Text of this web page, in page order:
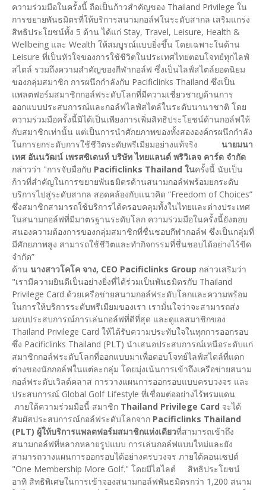
ความร่วมมือในครั้งนี้ ถือเป็นก้าวสำคัญของ Thailand Privilege ใน
การขยายพันธมิตรที่ให้บริการสนามกอล์ฟในระดับสากล เสริมแกร่ง
สิทธิประโยชน์ทั้ง 5 ด้าน ได้แก่ Stay, Travel, Leisure, Health &
Wellbeing และ Wealth ให้สมบูรณ์แบบยิ่งขึ้น โดยเฉพาะในด้าน
Leisure ที่เป็นหัวใจของการใช้ชีวิตในประเทศไทยตอบโจทย์ทุกไลฟ์
สไตล์ รวมถึงความสำคัญของกีฬากอล์ฟ ซึ่งเป็นไลฟ์สไตล์ยอดนิยม
ของกลุ่มสมาชิก การผนึกกำลังกับ Pacificlinks Thailand ซึ่งเป็น
แพลตฟอร์มสมาชิกกอล์ฟระดับโลกที่มีความเชี่ยวชาญด้านการ
ออกแบบประสบการณ์และกอล์ฟไลฟ์สไตล์ในระดับนานาชาติ โดย
ความร่วมมือครั้งนี้มิได้เป็นเพียงการเพิ่มสิทธิประโยชน์ด้านกอล์ฟให้
กับสมาชิกเท่านั้น แต่เป็นการนำศักยภาพของทั้งสององค์กรผนึกกำลัง
ในการยกระดับการใช้ชีวิตระดับพรีเมียมอย่างแท้จริง นายมนา
เทศ อันนวัฒน์ เพรสซิเดนท์ บริษัท ไทยแลนด์ พริวิเลจ คาร์ด จำกัด
กล่าวว่า "การจับมือกับ Pacificlinks Thailand ในครั้งนี้ นับเป็น
ก้าวที่สำคัญในการขยายพันธมิตรด้านสนามกอล์ฟพร้อมยกระดับ
บริการไปสู่ระดับสากล สอดคล้องกับแนวคิด “Freedom of Choices”
ซึ่งสมาชิกสามารถใช้บริการได้ครอบคลุมทั้งในไทยและต่างประเทศ
ในสนามกอล์ฟที่มีมาตรฐานระดับโลก ความร่วมมือในครั้งนี้ยังตอบ
สนองความต้องการของกลุ่มสมาชิกที่ชื่นชอบกีฬากอล์ฟ ซึ่งเป็นกลุ่มที่
มีศักยภาพสูง สามารถใช้ชีวิตและทำกิจกรรมที่ชื่นชอบได้อย่างไร้ขีด
จำกัด”
ด้าน นางสาวโคโค จาง, CEO Pacificlinks Group กล่าวเสริมว่า
"เรามีความยินดีเป็นอย่างยิ่งที่ได้ร่วมเป็นพันธมิตรกับ Thailand
Privilege Card ด้วยเครือข่ายสนามกอล์ฟระดับโลกและความพร้อม
ในการให้บริการระดับพรีเมียมของเรา เรามั่นใจว่าจะสามารถส่ง
มอบประสบการณ์การเล่นกอล์ฟที่ดีที่สุด และดูแลสมาชิกของ
Thailand Privilege Card ให้ได้รับความประทับใจในทุกการออกรอบ
ซึ่ง Pacificlinks Thailand (PLT) นำเสนอประสบการณ์เหนือระดับแก่
สมาชิกกอล์ฟระดับโลกที่ออกแบบมาเพื่อตอบโจทย์ไลฟ์สไตล์ที่แตก
ต่างของนักกอล์ฟในแต่ละกลุ่ม โดยมุ่งเน้นการเข้าถึงเครือข่ายสนาม
กอล์ฟระดับเวิลด์คลาส การวางแผนการออกรอบแบบครบวงจร และ
ประสบการณ์ Global Golf Lifestyle ที่เชื่อมต่ออย่างไร้พรมแดน
ภายใต้ความร่วมมือนี้ สมาชิก Thailand Privilege Card จะได้
สัมผัสประสบการณ์กอล์ฟระดับโลกจาก Pacificlinks Thailand
(PLT) ผู้ให้บริการแพลตฟอร์มสมาชิกแห่งเดียวที่สามารถเข้าถึง
สนามกอล์ฟที่หลากหลายรูปแบบ การเล่นกอล์ฟแบบใหม่และยัง
สามารถวางแผนการออกรอบได้อย่างครบวงจร ภายใต้คอนเซปต์
"One Membership More Golf." โดยมีไฮไลต์ สิทธิประโยชน์
อาทิ สิทธิพิเศษในการเข้าจองสนามกอล์ฟพันธมิตรกว่า 1,200 สนาม